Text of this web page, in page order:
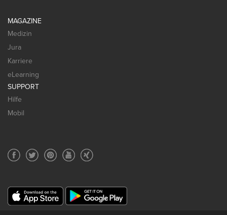
MAGAZINE
Medizin
Jura
Karriere
eLearning
SUPPORT
Hilfe
Mobil